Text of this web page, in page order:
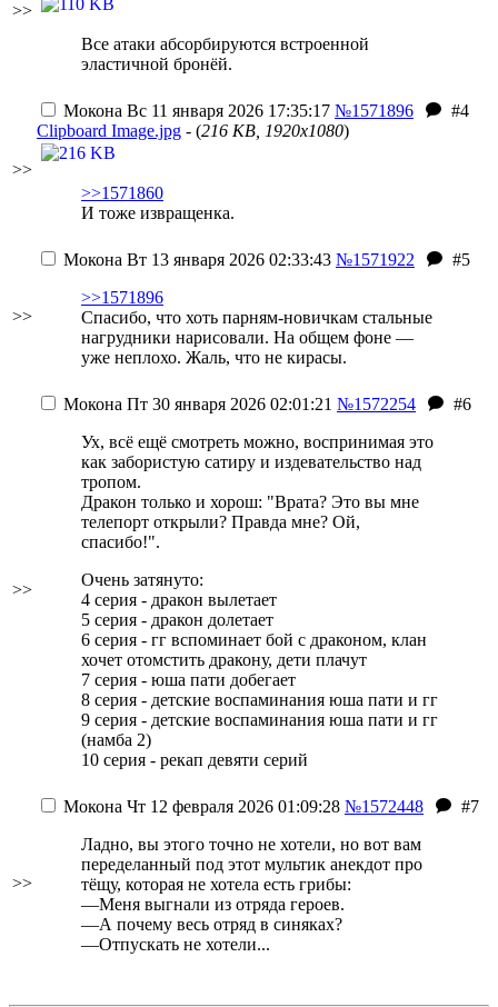
>>
Все атаки абсорбируются встроенной
эластичной бронёй.
>>
Мокона Вс 11 января 2026 17:35:17 №1571896
#4
Clipboard Image.jpg - (216 KB, 1920x1080)
>>1571860
И тоже извращенка.
>>
Мокона Вт 13 января 2026 02:33:43 №1571922
#5
>>1571896
Спасибо, что хоть парням-новичкам стальные
нагрудники нарисовали. На общем фоне —
уже неплохо. Жаль, что не кирасы.
>>
Мокона Пт 30 января 2026 02:01:21 №1572254
#6
Ух, всё ещё смотреть можно, воспринимая это
как забористую сатиру и издевательство над
тропом.
Дракон только и хорош: "Врата? Это вы мне
телепорт открыли? Правда мне? Ой,
спасибо!".
Очень затянуто:
4 серия - дракон вылетает
5 серия - дракон долетает
6 серия - гг вспоминает бой с драконом, клан
хочет отомстить дракону, дети плачут
7 серия - юша пати добегает
8 серия - детские воспаминания юша пати и гг
9 серия - детские воспаминания юша пати и гг
(намба 2)
10 серия - рекап девяти серий
>>
Мокона Чт 12 февраля 2026 01:09:28 №1572448
#7
Ладно, вы этого точно не хотели, но вот вам
переделанный под этот мультик анекдот про
тёщу, которая не хотела есть грибы:
—Меня выгнали из отряда героев.
—А почему весь отряд в синяках?
—Отпускать не хотели...